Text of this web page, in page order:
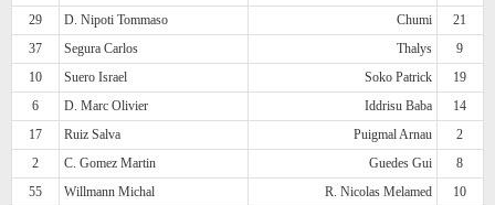
29
D. Nipoti Tommaso Chumi
21
37
Segura Carlos Thalys
9
10
Suero Israel Soko Patrick
19
6
D. Marc Olivier Iddrisu Baba
14
17
Ruiz Salva Puigmal Arnau
2
2
C. Gomez Martin Guedes Gui
8
55
Willmann Michal R. Nicolas Melamed
10